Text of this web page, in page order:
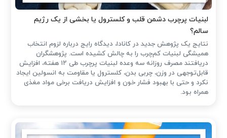
لبنیات پرچرب دشمن قلب و کلسترول یا بخشی از یک رژیم
سالم؟
نتایج یک پژوهش جدید در کانادا، دیدگاه رایج درباره لزوم انتخاب
همیشگی لبنیات کم‌چرب را به چالش کشیده است. پژوهشگران
دریافتند مصرف روزانه سه وعده لبنیات پرچرب طی ۱۲ هفته، افزایش
قابل‌توجهی در وزن، چربی بدن، کلسترول یا مقاومت به انسولین ایجاد
نکرد و حتی با بهبود فشار خون و افزایش دریافت برخی مواد مغذی
همراه بود.